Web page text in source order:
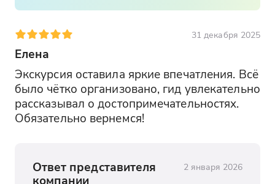
31 декабря 2025
Елена
Экскурсия оставила яркие впечатления. Всё
было чётко организовано, гид увлекательно
рассказывал о достопримечательностях.
Обязательно вернемся!
Ответ представителя
компании
2 января 2026